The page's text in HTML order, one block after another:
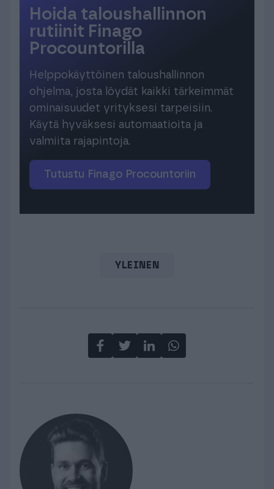
Hoida taloushallinnon
rutiinit Finago
Procountorilla
Helppokäyttöinen taloushallinnon
ohjelma, josta löydät kaikki tärkeimmät
ominaisuudet yrityksesi tarpeisiin.
Käytä hyväksesi automaatioita ja
valmiita rajapintoja.
Tutustu Finago Procountoriin
YLEINEN